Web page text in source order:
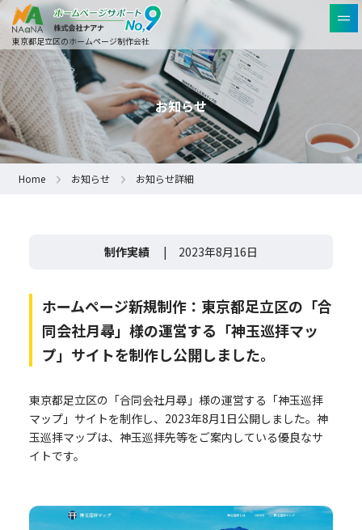
東京都足立区のホームページ制作会社
お知らせ
Home お知らせ お知らせ詳細
制作実績 | 2023年8月16日
ホームページ新規制作：東京都足立区の「合
同会社月尋」様の運営する「神玉巡拝マッ
プ」サイトを制作し公開しました。
東京都足立区の「合同会社月尋」様の運営する「神玉巡拝
マップ」サイトを制作し、2023年8月1日公開しました。神
玉巡拝マップは、神玉巡拝先等をご案内している優良なサ
イトです。